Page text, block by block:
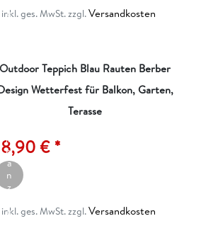
g
inkl. ges. MwSt.zzgl.Versandkosten
Outdoor Teppich Blau Rauten Berber
Wetterfest für Balkon, Garten,
Terasse
€ *
ik
el
a
n
z
g
inkl. ges. MwSt.zzgl.Versandkosten